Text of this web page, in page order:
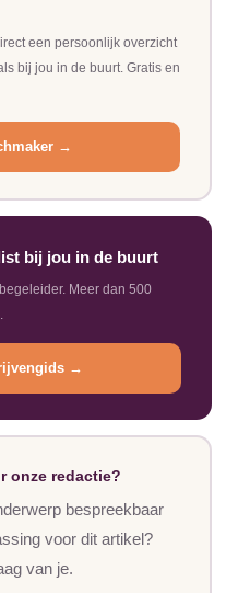
een persoonlijk overzicht
bij jou in de buurt. Gratis en
→
bij jou in de buurt
Meer dan 500
→
onze redactie?
bespreekbaar
voor dit artikel?
van je.